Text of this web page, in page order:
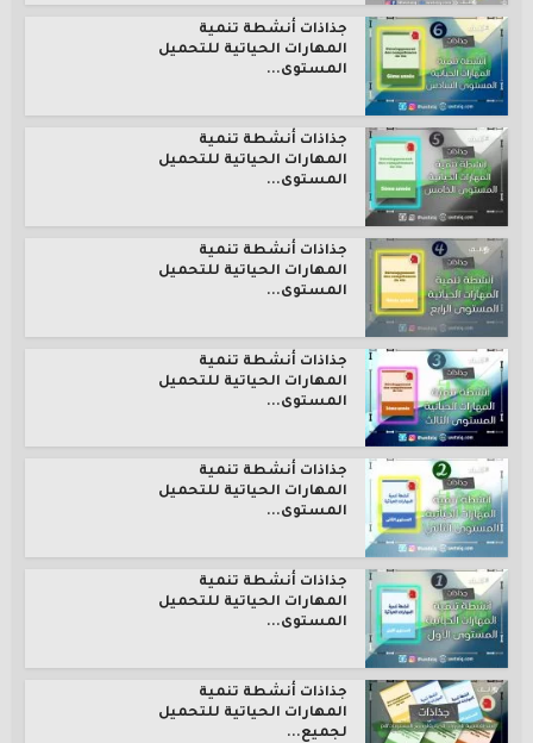
جذاذات أنشطة تنمية
المهارات الحياتية للتحميل
المستوى...
جذاذات أنشطة تنمية
المهارات الحياتية للتحميل
المستوى...
جذاذات أنشطة تنمية
المهارات الحياتية للتحميل
المستوى...
جذاذات أنشطة تنمية
المهارات الحياتية للتحميل
المستوى...
جذاذات أنشطة تنمية
المهارات الحياتية للتحميل
المستوى...
جذاذات أنشطة تنمية
المهارات الحياتية للتحميل
المستوى...
جذاذات أنشطة تنمية
المهارات الحياتية للتحميل
لجميع...